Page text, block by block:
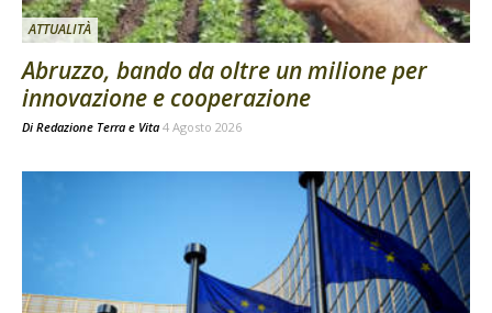
ATTUALITÀ
Abruzzo, bando da oltre un milione per
innovazione e cooperazione
Di Redazione Terra e Vita 4 Agosto 2026